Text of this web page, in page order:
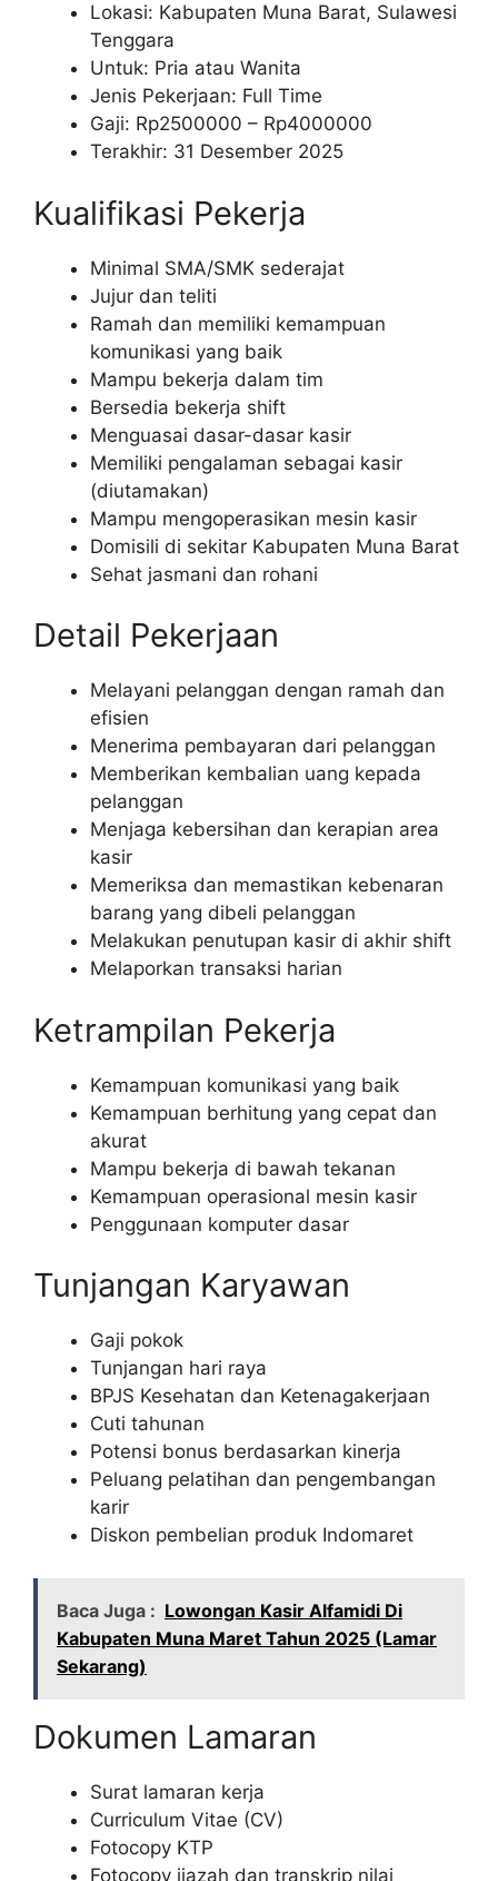
Lokasi: Kabupaten Muna Barat, Sulawesi
Tenggara
Untuk: Pria atau Wanita
Jenis Pekerjaan: Full Time
Gaji: Rp2500000 – Rp4000000
Terakhir: 31 Desember 2025
Kualifikasi Pekerja
Minimal SMA/SMK sederajat
Jujur dan teliti
Ramah dan memiliki kemampuan
komunikasi yang baik
Mampu bekerja dalam tim
Bersedia bekerja shift
Menguasai dasar-dasar kasir
Memiliki pengalaman sebagai kasir
(diutamakan)
Mampu mengoperasikan mesin kasir
Domisili di sekitar Kabupaten Muna Barat
Sehat jasmani dan rohani
Detail Pekerjaan
Melayani pelanggan dengan ramah dan
efisien
Menerima pembayaran dari pelanggan
Memberikan kembalian uang kepada
pelanggan
Menjaga kebersihan dan kerapian area
kasir
Memeriksa dan memastikan kebenaran
barang yang dibeli pelanggan
Melakukan penutupan kasir di akhir shift
Melaporkan transaksi harian
Ketrampilan Pekerja
Kemampuan komunikasi yang baik
Kemampuan berhitung yang cepat dan
akurat
Mampu bekerja di bawah tekanan
Kemampuan operasional mesin kasir
Penggunaan komputer dasar
Tunjangan Karyawan
Gaji pokok
Tunjangan hari raya
BPJS Kesehatan dan Ketenagakerjaan
Cuti tahunan
Potensi bonus berdasarkan kinerja
Peluang pelatihan dan pengembangan
karir
Diskon pembelian produk Indomaret
Baca Juga : Lowongan Kasir Alfamidi Di
Kabupaten Muna Maret Tahun 2025 (Lamar
Sekarang)
Dokumen Lamaran
Surat lamaran kerja
Curriculum Vitae (CV)
Fotocopy KTP
Fotocopy ijazah dan transkrip nilai